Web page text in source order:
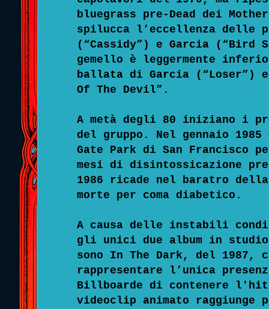
bluegrass pre-Dead dei Mother
spilucca l’eccellenza delle
(“Cassidy”) e Garcia (“Bird
gemello è leggermente
ballata di Garcia (“Loser”)
Of The Devil”.
A metà degli 80 iniziano i
del gruppo. Nel gennaio
Gate Park di San Francisco
mesi di disintossicazione
1986 ricade nel baratro
morte per coma diabetico.
A causa delle instabili
gli unici due album in studio
sono In The Dark, del 1987,
rappresentare l’unica
Billboarde di contenere
videoclip animato